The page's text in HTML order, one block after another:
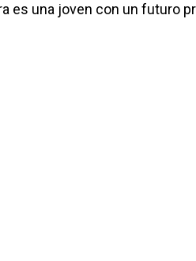
es una joven con un futuro